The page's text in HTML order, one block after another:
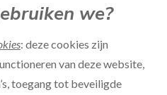
we?
: deze cookies zijn
van deze website,
toegang tot beveiligde